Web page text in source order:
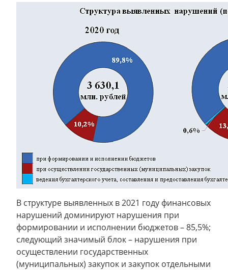
В структуре выявленных в 2021 году финансовых
нарушений доминируют нарушения при
формировании и исполнении бюджетов – 85,5%;
следующий значимый блок – нарушения при
осуществлении государственных
(муниципальных) закупок и закупок отдельными